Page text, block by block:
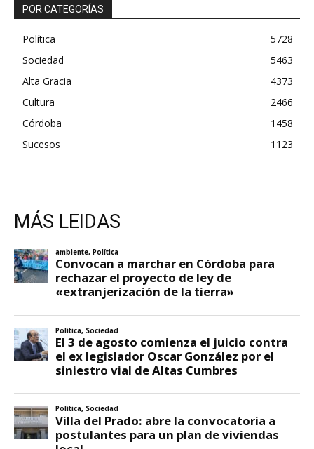
POR CATEGORÍAS
Política
5728
Sociedad
5463
Alta Gracia
4373
Cultura
2466
Córdoba
1458
Sucesos
1123
MÁS LEIDAS